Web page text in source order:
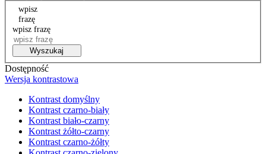
wpisz
frazę
wpisz frazę
Wyszukaj
Dostępność
Wersja kontrastowa
Kontrast domyślny
Kontrast czarno-biały
Kontrast biało-czarny
Kontrast żółto-czarny
Kontrast czarno-żółty